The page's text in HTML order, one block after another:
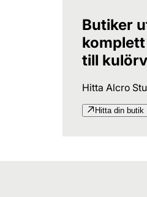
Butiker
till
Hitta Alcro
Hitta din butik